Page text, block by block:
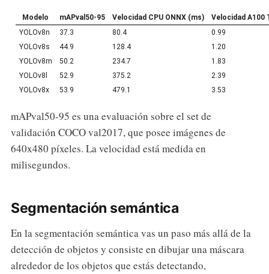
Modelo mAPval50-95 Velocidad CPU ONNX (ms)
Velocidad A100
YOLOv8n
37.3 80.4
0.99
YOLOv8s
44.9 128.4
1.20
YOLOv8m
50.2 234.7
1.83
YOLOv8l
52.9 375.2
2.39
YOLOv8x
53.9 479.1 3.53
mAPval50-95 es una evaluación sobre el set de
validación COCO val2017, que posee imágenes de
640x480 píxeles. La velocidad está medida en
milisegundos.
Segmentación semántica
En la segmentación semántica vas un paso más allá de la
detección de objetos y consiste en dibujar una máscara
alrededor de los objetos que estás detectando,